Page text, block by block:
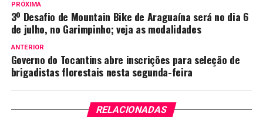
PRÓXIMA
3º Desafio de Mountain Bike de Araguaína será no dia 6
de julho, no Garimpinho; veja as modalidades
ANTERIOR
Governo do Tocantins abre inscrições para seleção de
brigadistas florestais nesta segunda-feira
RELACIONADAS